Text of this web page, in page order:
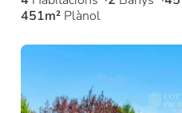
451m² Plànol